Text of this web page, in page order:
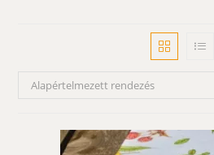
Alapértelmezett rendezés